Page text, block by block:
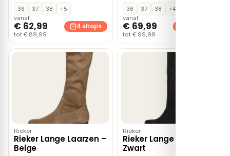
36 37 38
+5
vanaf
€ 62,99
tot € 89,99
4 shops
36 37 38
+4
vanaf
€ 69,99
tot € 99,99
Rieker
Rieker Lange Laarzen –
Beige
Rieker
Rieker Lange Laarzen –
Zwart